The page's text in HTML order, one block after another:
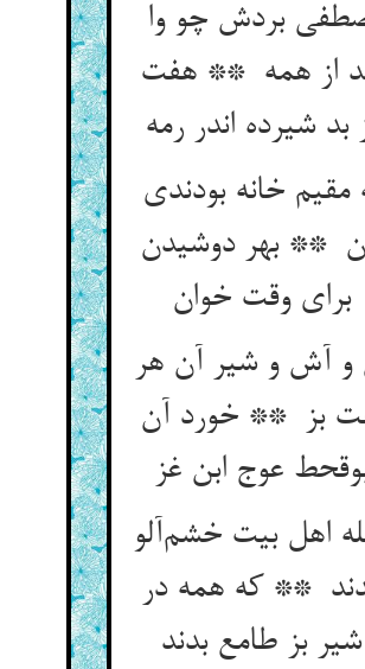
بردش چو وا
از همه ** هفت
مقیم خانه بودندی
** بهر دوشیدن
برای وقت خوان
و آش و شیر آن هر
بز ** خورد آن
اهل بیت خشم‌آلو
** که همه در
شیر بز طامع بدند